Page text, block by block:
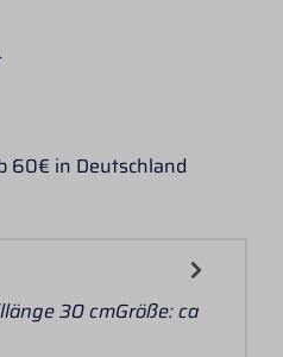
60€ in Deutschland
30 cmGröße: ca